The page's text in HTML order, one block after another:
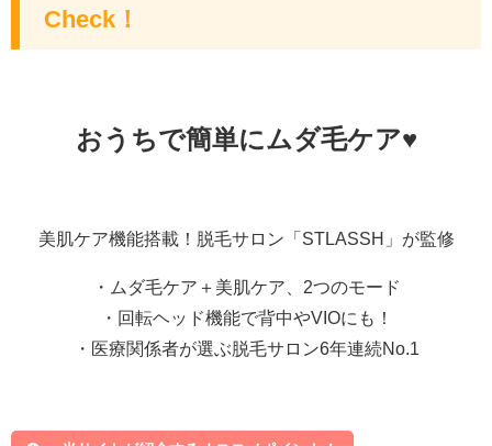
Check！
おうちで簡単にムダ毛ケア♥
美肌ケア機能搭載！脱毛サロン「STLASSH」が監修
・ムダ毛ケア＋美肌ケア、2つのモード
・回転ヘッド機能で背中やVIOにも！
・医療関係者が選ぶ脱毛サロン6年連続No.1